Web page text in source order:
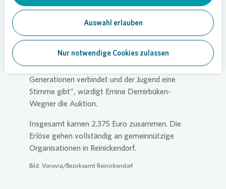
Auswahl erlauben
Nur notwendige Cookies zulassen
Leonie Stein
Kunst baut Brücken
„Einsamkeit hat viele Gesichter – oft bleibt sie
unsichtbar und doch hinterlässt sie tiefe Spuren.
Heute haben wir erlebt, wie Kunst Brücken baut,
Generationen verbindet und der Jugend eine
Stimme gibt”, würdigt Emine Demirbüken-
Wegner die Auktion.
Insgesamt kamen 2.375 Euro zusammen. Die
Erlöse gehen vollständig an gemeinnützige
Organisationen in Reinickendorf.
Bild: Vonovia/Bezirksamt Reinickendorf